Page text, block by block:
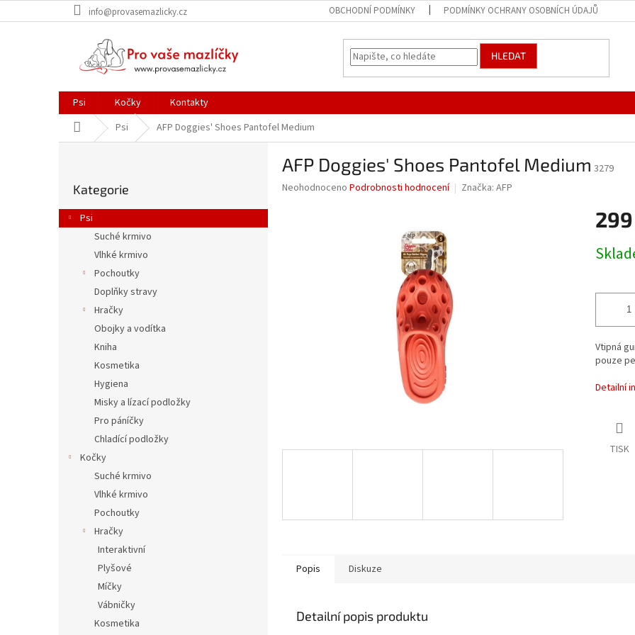
na
info@provasemazlicky.cz OBCHODNÍ PODMÍNKY PODMÍNKY OCHRANY OSOBNÍCH ÚDAJŮ
HLEDAT
Psi Kočky
Kontakty
Domů Psi AFP Doggies' Shoes Pantofel Medium
r
a
kategorie
Kategorie
Psi
Suché krmivo
Vlhké krmivo
Pochoutky
Doplňky stravy
Hračky
Obojky a vodítka
Kniha
Kosmetika
Hygiena
Misky a lízací podložky
Pro páníčky
Chladící podložky
Kočky
Suché krmivo
Vlhké krmivo
Pochoutky
Hračky
Interaktivní
Plyšové
Míčky
Vábničky
Kosmetika
AFP Doggies' Shoes Pantofel Medium 3279
Průměrné
Neohodnoceno Podrobnosti hodnocení Značka: AFP
cena:
Vtipná
pouze
Detailní
TISK
Popis Diskuze
Detailní popis produktu